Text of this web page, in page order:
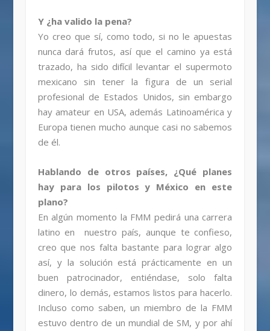
Y ¿ha valido la pena?
Yo creo que sí, como todo, si no le apuestas
nunca dará frutos, así que el camino ya está
trazado, ha sido difícil levantar el supermoto
mexicano sin tener la figura de un serial
profesional de Estados Unidos, sin embargo
hay amateur en USA, además Latinoamérica y
Europa tienen mucho aunque casi no sabemos
de él.
Hablando de otros países, ¿Qué planes
hay para los pilotos y México en este
plano?
En algún momento la FMM pedirá una carrera
latino en nuestro país, aunque te confieso,
creo que nos falta bastante para lograr algo
así, y la solución está prácticamente en un
buen patrocinador, entiéndase, solo falta
dinero, lo demás, estamos listos para hacerlo.
Incluso como saben, un miembro de la FMM
estuvo dentro de un mundial de SM, y por ahí